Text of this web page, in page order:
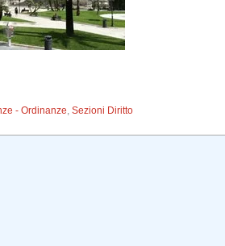
- Ordinanze,Sezioni Diritto